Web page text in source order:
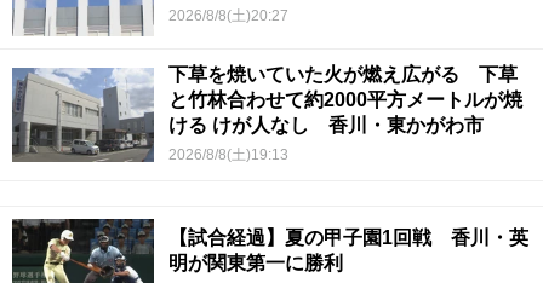
2026/8/8(土)20:27
下草を焼いていた火が燃え広がる 下草
と竹林合わせて約2000平方メートルが焼
ける けが人なし 香川・東かがわ市
2026/8/8(土)19:13
【試合経過】夏の甲子園1回戦 香川・英
明が関東第一に勝利